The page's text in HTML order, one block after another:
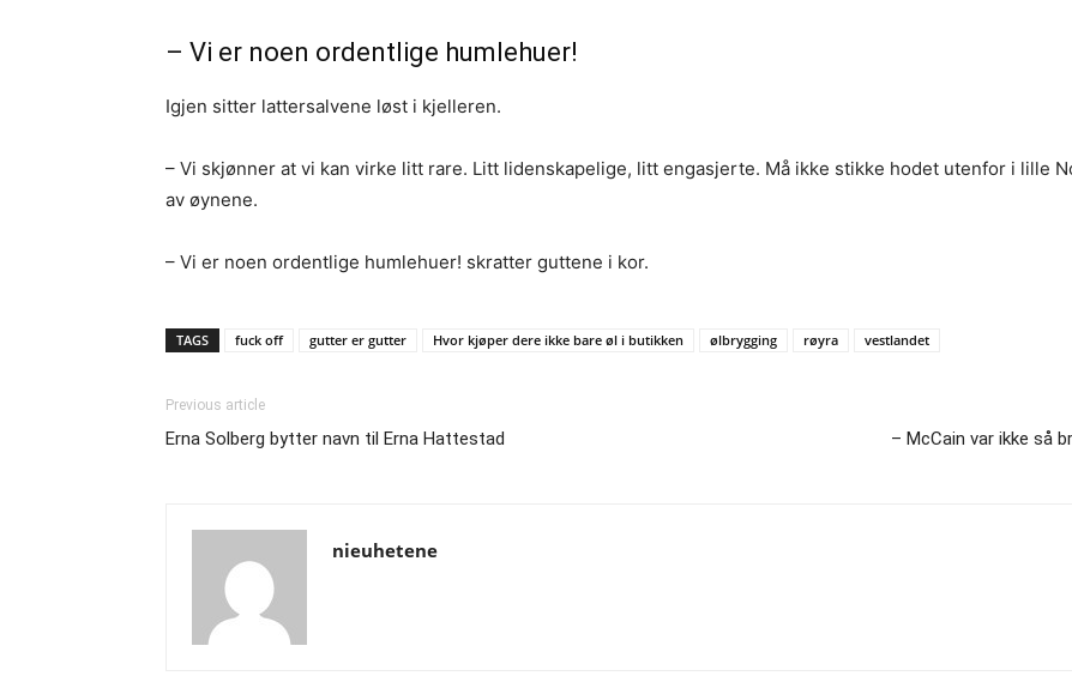
– Vi er noen ordentlige humlehuer!
Igjen sitter lattersalvene løst i kjelleren.
– Vi skjønner at vi kan virke litt rare. Litt lidenskapelige, litt engasjerte. Må ikke stikke hodet utenfor i lille
av øynene.
– Vi er noen ordentlige humlehuer! skratter guttene i kor.
TAGS fuck off gutter er gutter Hvor kjøper dere ikke bare øl i butikken ølbrygging røyra vestlandet
Previous article
Erna Solberg bytter navn til Erna Hattestad – McCain var ikke så
nieuhetene